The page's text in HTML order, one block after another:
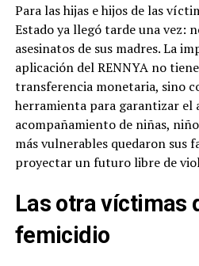
Para las hijas e hijos de las
Estado ya llegó tarde una vez:
asesinatos de sus madres. La
aplicación del RENNYA no
transferencia monetaria, sino
herramienta para garantizar el
acompañamiento de niñas,
más vulnerables quedaron sus
proyectar un futuro libre de
Las otra víctimas
femicidio